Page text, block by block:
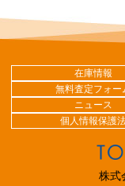
在庫情報
無料査定フォー
ニュース
個人情報保護
株式